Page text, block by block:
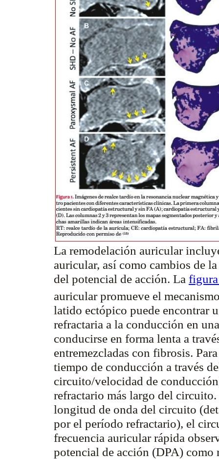
La remodelación auricular
auricular, así como cambios de
del potencial de acción. La
auricular promueve el
latido ectópico puede encontrar
refractaria a la conducción en
conducirse en forma lenta a
entremezcladas con fibrosis.
tiempo de conducción a través
circuito/velocidad de
refractario más largo del
longitud de onda del circuito
por el período refractario), el
frecuencia auricular rápida
potencial de acción (DPA) como